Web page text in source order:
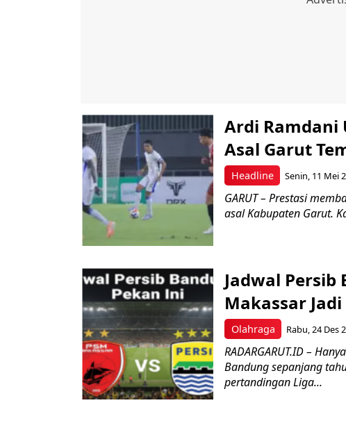
Headline
Ardi Ramdani
Asal Garut
Senin, 11 Mei
GARUT – Prestasi
asal Kabupaten Garut.
Olahraga
Jadwal Persib
Makassar
Rabu, 24 Des
RADARGARUT.ID –
Bandung sepanjang
pertandingan Liga...